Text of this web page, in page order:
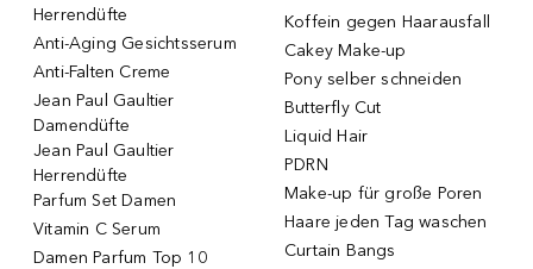
Herrendüfte
Anti-Aging Gesichtsserum
Anti-Falten Creme
Jean Paul Gaultier
Damendüfte
Jean Paul Gaultier
Herrendüfte
Parfum Set Damen
Vitamin C Serum
Damen Parfum Top 10
Koffein gegen Haarausfall
Cakey Make-up
Pony selber schneiden
Butterfly Cut
Liquid Hair
PDRN
Make-up für große Poren
Haare jeden Tag waschen
Curtain Bangs